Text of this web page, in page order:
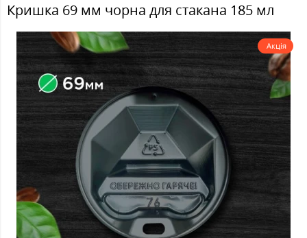
Кришка 69 мм чорна для стакана 185 мл
Акція